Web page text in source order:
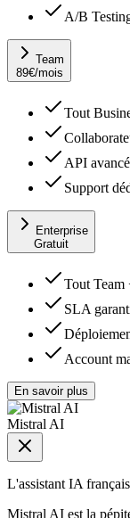
A/B
Team
89€/mois
Tout
API
Support
Enterprise
Gratuit
Tout Team
SLA
Account
En savoir plus
Mistral AI
L'assistant IA
Mistral AI est la